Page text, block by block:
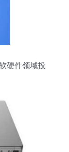
硬件领域投